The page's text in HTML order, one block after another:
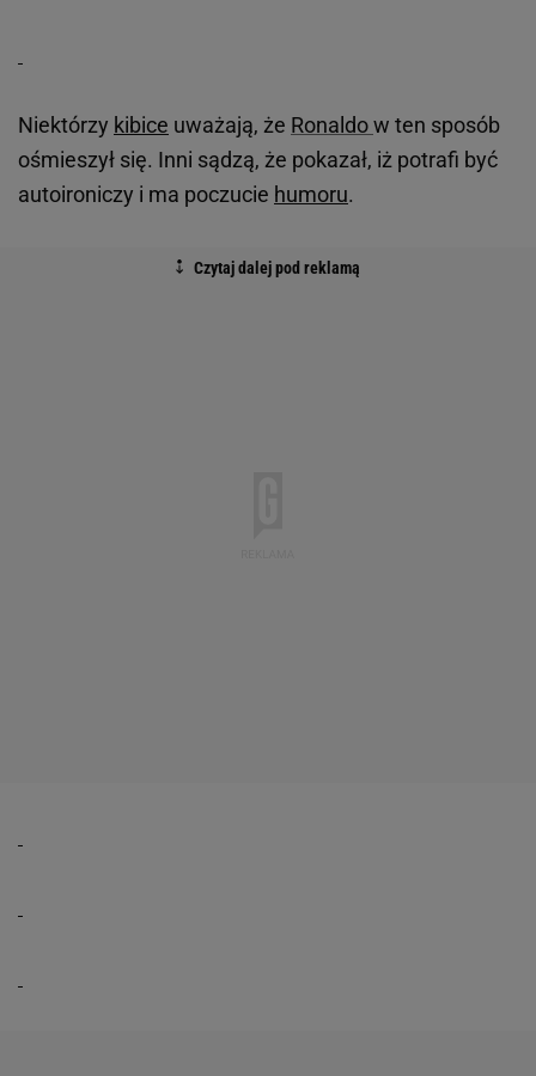
Niektórzy kibice uważają, że Ronaldow ten sposób
ośmieszył się. Inni sądzą, że pokazał, iż potrafi być
autoironiczy i ma poczucie humoru.